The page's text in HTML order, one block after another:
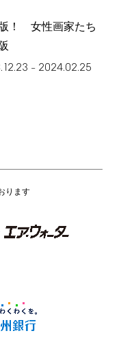
！ 女性画家たち
– 2024.02.25
ります